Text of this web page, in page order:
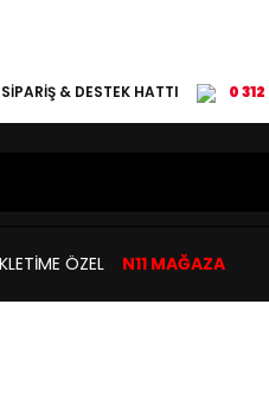
SİPARİŞ & DESTEK HATTI 0 312
ÖZEL N11 MAĞAZA